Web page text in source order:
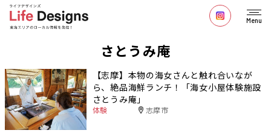
Menu
さとうみ庵
【志摩】本物の海女さんと触れ合いなが
ら、絶品海鮮ランチ！「海女小屋体験施設
さとうみ庵」
体験 志摩市